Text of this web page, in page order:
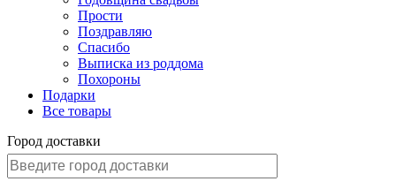
Прости
Поздравляю
Спасибо
Выписка из роддома
Похороны
Подарки
Все товары
Город доставки